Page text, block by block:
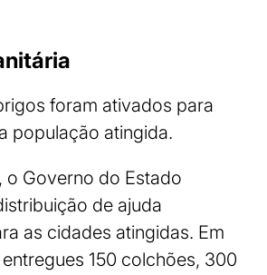
foram ativados para
população atingida.
o Governo do Estado
de ajuda
as cidades atingidas. Em
150 colchões, 300